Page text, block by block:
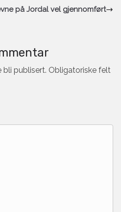
på Jordal vel gjennomført
bli publisert. Obligatoriske felt